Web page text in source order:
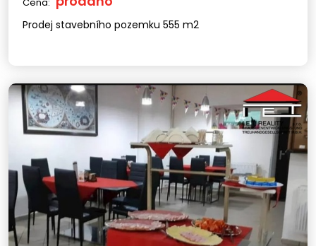
Prodej stavebního pozemku 555 m2